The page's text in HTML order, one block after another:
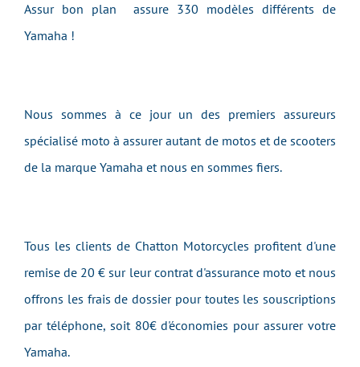
Assur bon plan assure 330 modèles différents de
Yamaha !
Nous sommes à ce jour un des premiers assureurs
spécialisé moto à assurer autant de motos et de scooters
de la marque Yamaha et nous en sommes fiers.
Tous les clients de Chatton Motorcycles profitent d'une
remise de 20 € sur leur contrat d'assurance moto et nous
offrons les frais de dossier pour toutes les souscriptions
par téléphone, soit 80€ d'économies pour assurer votre
Yamaha.